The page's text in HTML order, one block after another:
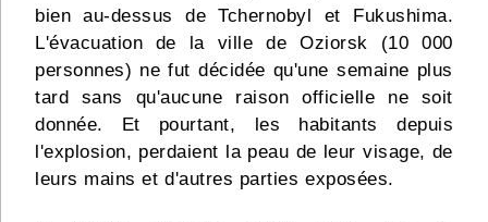
bien au-dessus de Tchernobyl et Fukushima.
L'évacuation de la ville de Oziorsk (10 000
personnes) ne fut décidée qu'une semaine plus
tard sans qu'aucune raison officielle ne soit
donnée. Et pourtant, les habitants depuis
l'explosion, perdaient la peau de leur visage, de
leurs mains et d'autres parties exposées.